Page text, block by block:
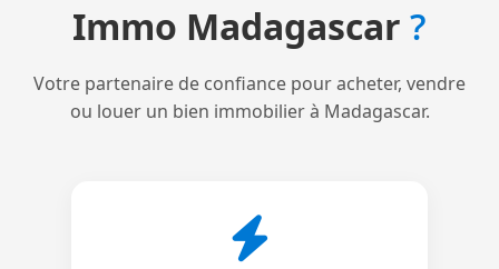
Immo Madagascar ?
Votre partenaire de confiance pour acheter, vendre
ou louer un bien immobilier à Madagascar.